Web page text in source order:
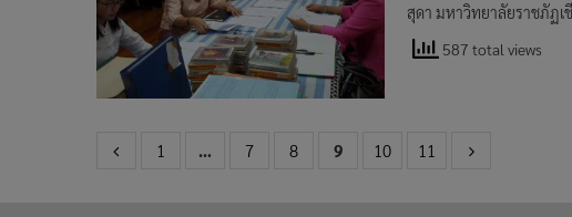
สุดา มหาวิทยาลัยราชภัฏเ
587 total views
1 … 7 8 9 10 11